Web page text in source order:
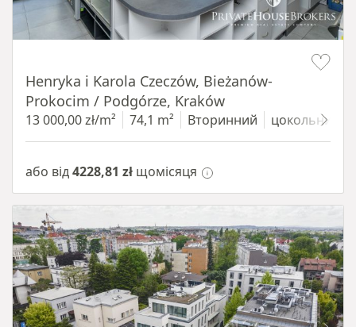
Henryka i Karola Czeczów, Bieżanów-
Prokocim / Podgórze, Kraków
13 000,00 zł/m² 74,1 m² Вторинний цокольний
або від4228,81 zł щомісяця